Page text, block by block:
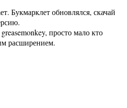
Букмарклет обновлялся, скачай
просто мало кто
расширением.